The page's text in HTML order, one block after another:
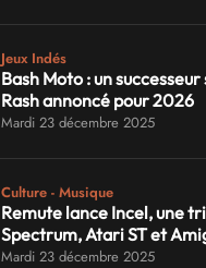
Jeux Indés
Bash Moto : un
Rash annoncé pour 2026
Mardi 23 décembre 2025
Culture - Musique
Remute lance Incel, une
Spectrum, Atari ST et
Mardi 23 décembre 2025